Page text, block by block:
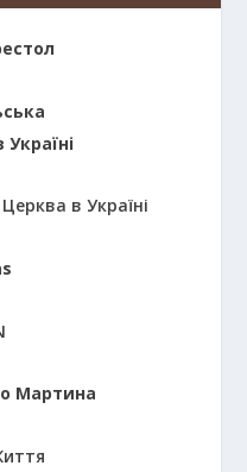
Україні
в Україні
Мартина